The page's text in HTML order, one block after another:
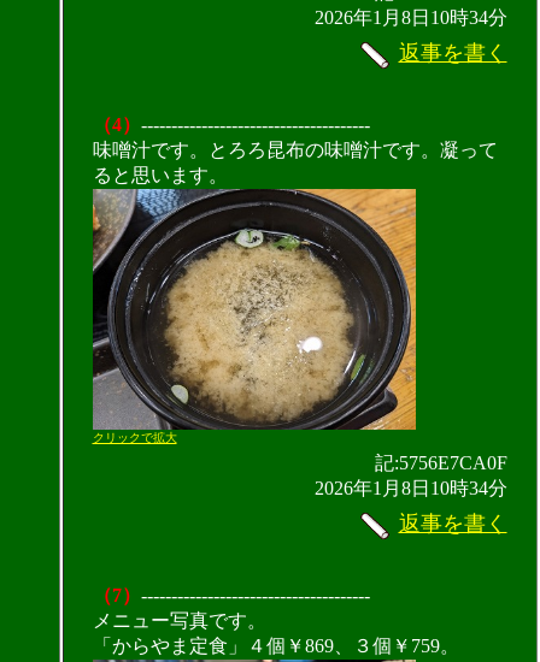
2026年1月8日10時34分
返事を書く
（4） --------------------------------------
味噌汁です。とろろ昆布の味噌汁です。凝って
ると思います。
クリックで拡大
記:5756E7CA0F
2026年1月8日10時34分
返事を書く
（7） --------------------------------------
メニュー写真です。
「からやま定食」４個￥869、３個￥759。